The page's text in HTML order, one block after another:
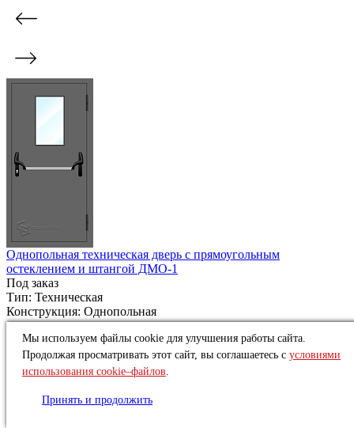
Однопольная техническая дверь с прямоугольным
остеклением и штангой ДМО-1
Под заказ
Тип: Техническая
Конструкция: Однопольная
Купить
Мы используем файлы cookie для улучшения работы сайта.
Продолжая просматривать этот сайт, вы соглашаетесь с условиями
использования cookie–файлов.
Принять и продолжить